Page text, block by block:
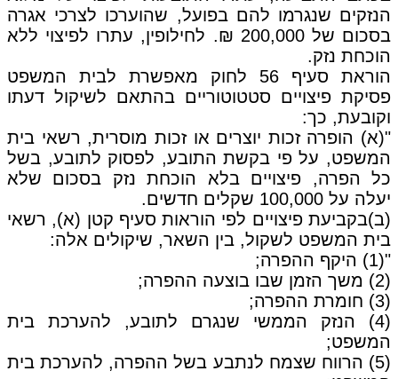
הנזקים שנגרמו להם בפועל, שהוערכו לצרכי אגרה
בסכום של 200,000 ₪. לחילופין, עתרו לפיצוי ללא
הוכחת נזק.
הוראת סעיף 56 לחוק מאפשרת לבית המשפט
פסיקת פיצויים סטטוטוריים בהתאם לשיקול דעתו
וקובעת, כך:
"(א) הופרה זכות יוצרים או זכות מוסרית, רשאי בית
המשפט, על פי בקשת התובע, לפסוק לתובע, בשל
כל הפרה, פיצויים בלא הוכחת נזק בסכום שלא
יעלה על 100,000 שקלים חדשים.
(ב)בקביעת פיצויים לפי הוראות סעיף קטן (א), רשאי
בית המשפט לשקול, בין השאר, שיקולים אלה:
"(1) היקף ההפרה;
(2) משך הזמן שבו בוצעה ההפרה;
(3) חומרת ההפרה;
(4) הנזק הממשי שנגרם לתובע, להערכת בית
המשפט;
(5) הרווח שצמח לנתבע בשל ההפרה, להערכת בית